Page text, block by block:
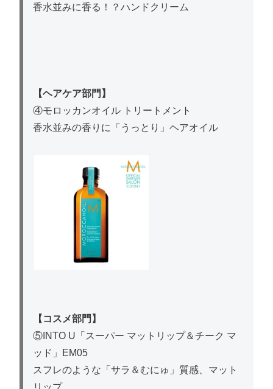
香水並みに香る！？ハンドクリーム
【ヘアケア部門】
④モロッカンオイル トリートメント
香水並みの香りに「うっとり」ヘアオイル
【コスメ部門】
⑤INTO U「スーパー マットリップ＆チーク マ
ッド」EM05
スフレのような「サラ＆むにゅ」質感、マット